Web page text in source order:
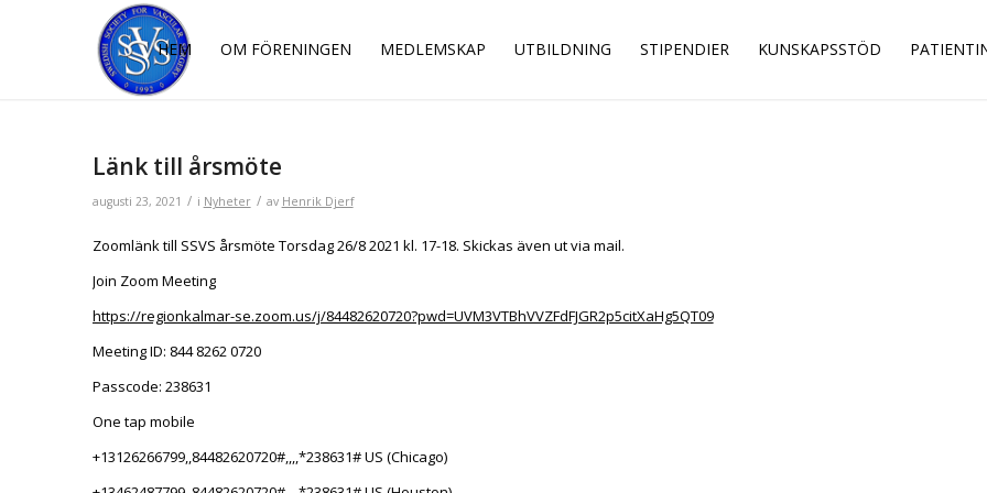
HEM OM FÖRENINGEN MEDLEMSKAP UTBILDNING STIPENDIER KUNSKAPSSTÖD
Länk till årsmöte
augusti 23, 2021 / i Nyheter / av Henrik Djerf
Zoomlänk till SSVS årsmöte Torsdag 26/8 2021 kl. 17-18. Skickas även ut via mail.
Join Zoom Meeting
https://regionkalmar-se.zoom.us/j/84482620720?pwd=UVM3VTBhVVZFdFJGR2p5citXaHg5QT09
Meeting ID: 844 8262 0720
Passcode: 238631
One tap mobile
+13126266799,,84482620720#,,,,*238631# US (Chicago)